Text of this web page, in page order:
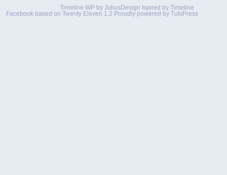
Timeline WP by JuliusDesign Ispired by Timeline
Facebook based on Twenty Eleven 1.2 Proudly powered by TutsPress